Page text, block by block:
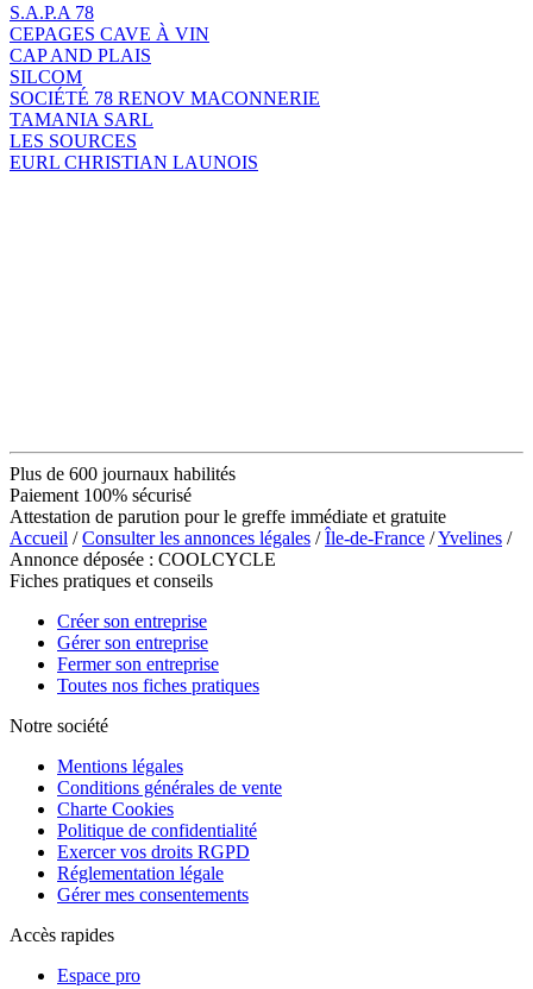
S.A.P.A 78
CEPAGES CAVE À VIN
CAP AND PLAIS
SILCOM
SOCIÉTÉ 78 RENOV MACONNERIE
TAMANIA SARL
LES SOURCES
EURL CHRISTIAN LAUNOIS
Plus de 600 journaux habilités
Paiement 100% sécurisé
Attestation de parution pour le greffe immédiate et gratuite
Accueil /Consulter les annonces légales /Île-de-France /Yvelines /
Annonce déposée : COOLCYCLE
Fiches pratiques et conseils
Créer son entreprise
Gérer son entreprise
Fermer son entreprise
Toutes nos fiches pratiques
Notre société
Mentions légales
Conditions générales de vente
Charte Cookies
Politique de confidentialité
Exercer vos droits RGPD
Réglementation légale
Gérer mes consentements
Accès rapides
Espace pro